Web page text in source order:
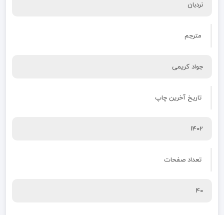
نردبان
مترجم
جواد کریمی
تاریخ آخرین چاپ
1402
تعداد صفحات
40